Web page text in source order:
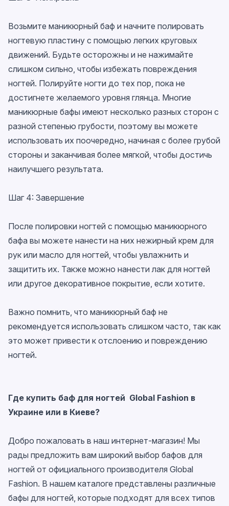
Возьмите маникюрный баф и начните полировать
ногтевую пластину с помощью легких круговых
движений. Будьте осторожны и не нажимайте
слишком сильно, чтобы избежать повреждения
ногтей. Полируйте ногти до тех пор, пока не
достигнете желаемого уровня глянца. Многие
маникюрные бафы имеют несколько разных сторон с
разной степенью грубости, поэтому вы можете
использовать их поочередно, начиная с более грубой
стороны и заканчивая более мягкой, чтобы достичь
наилучшего результата.
Шаг 4: Завершение
После полировки ногтей с помощью маникюрного
бафа вы можете нанести на них нежирный крем для
рук или масло для ногтей, чтобы увлажнить и
защитить их. Также можно нанести лак для ногтей
или другое декоративное покрытие, если хотите.
Важно помнить, что маникюрный баф не
рекомендуется использовать слишком часто, так как
это может привести к отслоению и повреждению
ногтей.
Где купить баф для ногтей Global Fashion в
Украине или в Киеве?
Добро пожаловать в наш интернет-магазин! Мы
рады предложить вам широкий выбор бафов для
ногтей от официального производителя Global
Fashion. В нашем каталоге представлены различные
бафы для ногтей, которые подходят для всех типов